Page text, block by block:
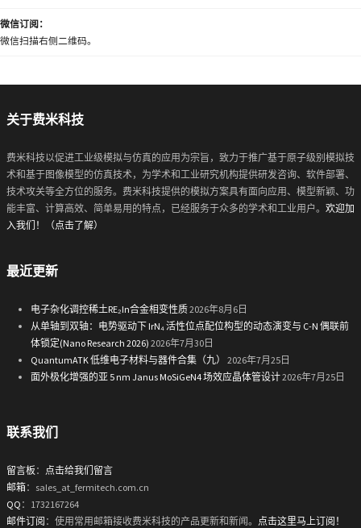
微信订阅：
微信扫描右侧二维码。
关于费米科技
费米科技以促进工业级模拟与仿真的应用为宗旨，致力于推广基于原子级别模拟技
术和基于图像模型的仿真技术，为学术和工业研究机构提供研发咨询、软件部署、
技术攻关等全方位的服务。费米科技提供的模拟方案具有面向应用、模型新颖、功
能丰富、计算高效、简单易用的特点，已经服务于众多的学术和工业用户。 欢迎加
入我们！（点击了解）
最近更新
电子杂化调控稀土RE₂In合金相变性质2026年8月6日
从单轴到双轴：电势驱动下 IrN₄ 活性位点配位构型的动态演变与 C-N 偶联前
体锁定(Nano Research 2026) 2026年7月30日
QuantumATK 低维电子材料与器件合集（九）
2026年7月25日
面外极化增强的亚 5 nm Janus MoSiGeN4 场效应晶体管设计2026年7月25日
联系我们
留言板 ： 点击给我们留言
邮箱：sales_at_fermitech.com.cn
QQ ：1732167264
邮件订阅 ：使用常用邮箱接收费米科技的产品更新和新闻。 点击这里马上订阅！